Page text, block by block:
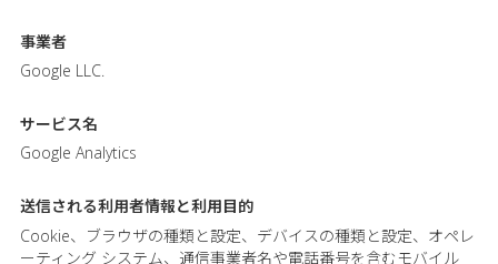
事業者
Google LLC.
サービス名
Google Analytics
送信される利用者情報と利用目的
Cookie、ブラウザの種類と設定、デバイスの種類と設定、オペレ
ーティング システム、通信事業者名や電話番号を含むモバイル